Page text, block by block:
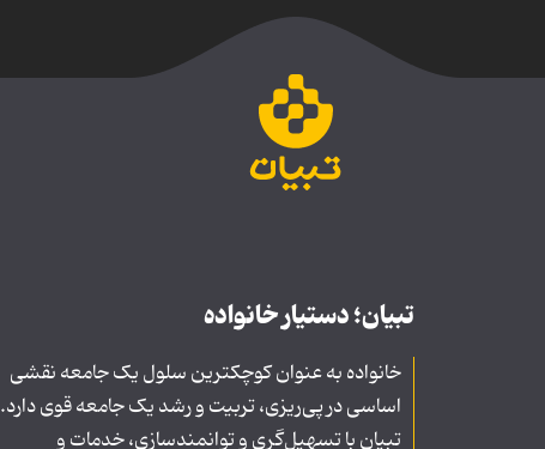
تبیان؛ دستیار خانواده
خانواده به عنوان کوچکترین سلول یک جامعه نقشی
اساسی در پی‌ریزی، تربیت و رشد یک جامعه قوی دارد.
تبیان با تسهیل‌گری و توانمندسازی، خدمات و